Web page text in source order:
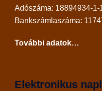
Adószáma: 18894934-1-
Bankszámlaszáma:
További adatok…
Elektronikus